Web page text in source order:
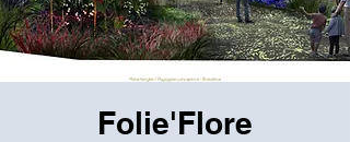
Folie'Flore